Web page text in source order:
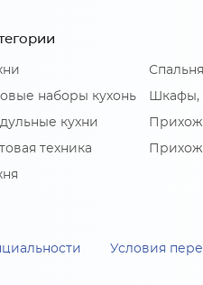
наборы кухонь
кухни
техника
Спальня
Шкафы,
Условия